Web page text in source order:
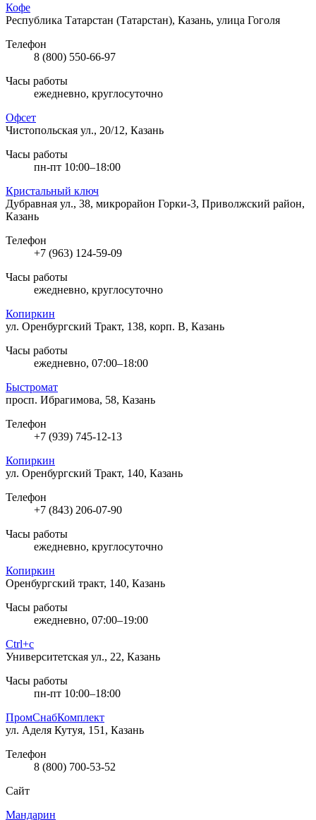
Кофе
Республика Татарстан (Татарстан), Казань, улица Гоголя
Телефон
8 (800) 550-66-97
Часы работы
ежедневно, круглосуточно
Офсет
Чистопольская ул., 20/12, Казань
Часы работы
пн-пт 10:00–18:00
Кристальный ключ
Дубравная ул., 38, микрорайон Горки-3, Приволжский район,
Казань
Телефон
+7 (963) 124-59-09
Часы работы
ежедневно, круглосуточно
Копиркин
ул. Оренбургский Тракт, 138, корп. В, Казань
Часы работы
ежедневно, 07:00–18:00
Быстромат
просп. Ибрагимова, 58, Казань
Телефон
+7 (939) 745-12-13
Копиркин
ул. Оренбургский Тракт, 140, Казань
Телефон
+7 (843) 206-07-90
Часы работы
ежедневно, круглосуточно
Копиркин
Оренбургский тракт, 140, Казань
Часы работы
ежедневно, 07:00–19:00
Ctrl+c
Университетская ул., 22, Казань
Часы работы
пн-пт 10:00–18:00
ПромСнабКомплект
ул. Аделя Кутуя, 151, Казань
Телефон
8 (800) 700-53-52
Сайт
Мандарин